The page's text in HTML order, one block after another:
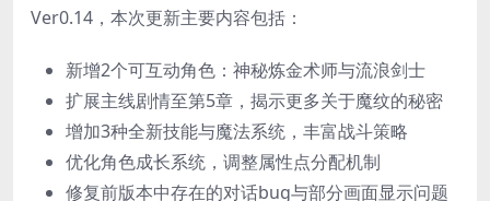
Ver0.14，本次更新主要内容包括：
新增2个可互动角色：神秘炼金术师与流浪剑士
扩展主线剧情至第5章，揭示更多关于魔纹的秘密
增加3种全新技能与魔法系统，丰富战斗策略
优化角色成长系统，调整属性点分配机制
修复前版本中存在的对话bug与部分画面显示问题